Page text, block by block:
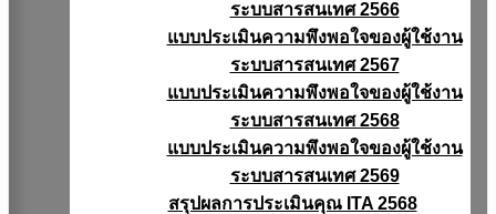
ระบบสารสนเทศ 2566
แบบประเมินความพึงพอใจของผู้ใช้งาน
ระบบสารสนเทศ 2567
แบบประเมินความพึงพอใจของผู้ใช้งาน
ระบบสารสนเทศ 2568
แบบประเมินความพึงพอใจของผู้ใช้งาน
ระบบสารสนเทศ 2569
สรุปผลการประเมินคุณ ITA 2568